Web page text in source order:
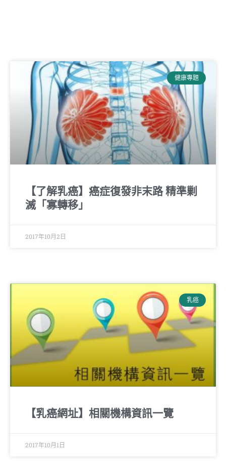
健康專題
【了解乳癌】癌症復發非末路 精準剿
滅「寡轉移」
2017年10月2日
乳癌
【乳癌網址】相關機構資訊一覽
2017年10月1日